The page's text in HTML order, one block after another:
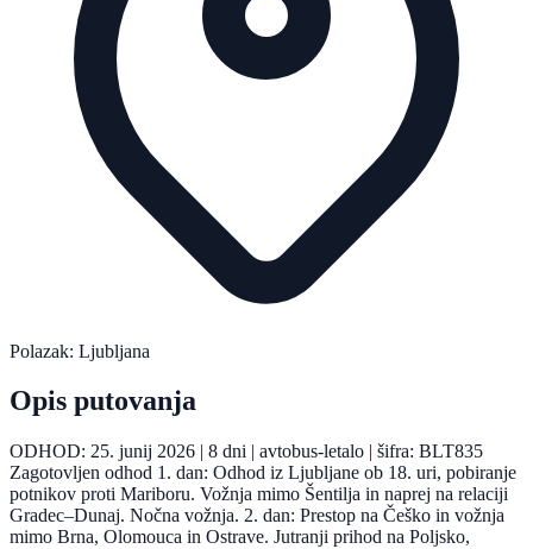
Polazak: Ljubljana
Opis putovanja
ODHOD: 25. junij 2026 | 8 dni | avtobus-letalo | šifra: BLT835
Zagotovljen odhod 1. dan: Odhod iz Ljubljane ob 18. uri, pobiranje
potnikov proti Mariboru. Vožnja mimo Šentilja in naprej na relaciji
Gradec–Dunaj. Nočna vožnja. 2. dan: Prestop na Češko in vožnja
mimo Brna, Olomouca in Ostrave. Jutranji prihod na Poljsko,